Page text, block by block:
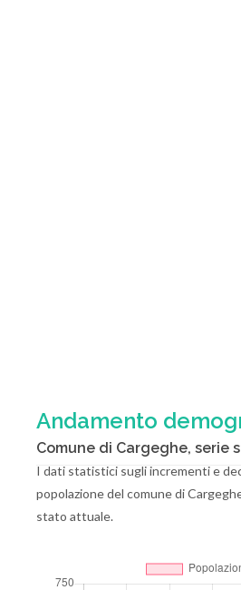
Andamento
Comune di Cargeghe, serie
I dati statistici sugli incrementi e
popolazione del comune di
stato attuale.